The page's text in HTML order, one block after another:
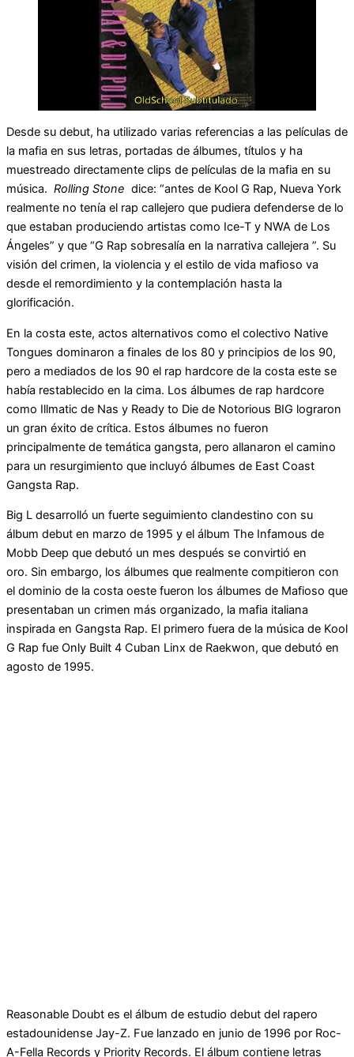
Desde su debut, ha utilizado varias referencias a las películas de
la mafia en sus letras, portadas de álbumes, títulos y ha
muestreado directamente clips de películas de la mafia en su
música. Rolling Stone dice: “antes de Kool G Rap, Nueva York
realmente no tenía el rap callejero que pudiera defenderse de lo
que estaban produciendo artistas como Ice-T y NWA de Los
Ángeles” y que “G Rap sobresalía en la narrativa callejera ”. Su
visión del crimen, la violencia y el estilo de vida mafioso va
desde el remordimiento y la contemplación hasta la
glorificación.
En la costa este, actos alternativos como el colectivo Native
Tongues dominaron a finales de los 80 y principios de los 90,
pero a mediados de los 90 el rap hardcore de la costa este se
había restablecido en la cima. Los álbumes de rap hardcore
como Illmatic de Nas y Ready to Die de Notorious BIG lograron
un gran éxito de crítica. Estos álbumes no fueron
principalmente de temática gangsta, pero allanaron el camino
para un resurgimiento que incluyó álbumes de East Coast
Gangsta Rap.
Big L desarrolló un fuerte seguimiento clandestino con su
álbum debut en marzo de 1995 y el álbum The Infamous de
Mobb Deep que debutó un mes después se convirtió en
oro. Sin embargo, los álbumes que realmente compitieron con
el dominio de la costa oeste fueron los álbumes de Mafioso que
presentaban un crimen más organizado, la mafia italiana
inspirada en Gangsta Rap. El primero fuera de la música de Kool
G Rap fue Only Built 4 Cuban Linx de Raekwon, que debutó en
agosto de 1995.
Reasonable Doubt es el álbum de estudio debut del rapero
estadounidense Jay-Z. Fue lanzado en junio de 1996 por Roc-
A-Fella Records y Priority Records. El álbum contiene letras